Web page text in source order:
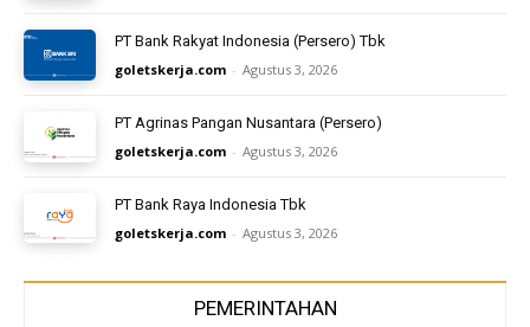
PT Bank Rakyat Indonesia (Persero) Tbk
goletskerja.com - Agustus 3, 2026
PT Agrinas Pangan Nusantara (Persero)
goletskerja.com - Agustus 3, 2026
PT Bank Raya Indonesia Tbk
goletskerja.com - Agustus 3, 2026
PEMERINTAHAN